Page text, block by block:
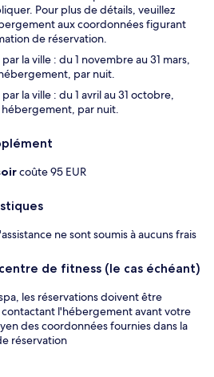
Pour plus de détails, veuillez
aux coordonnées figurant
de réservation.
la ville : du 1 novembre au 31 mars,
par nuit.
la ville : du 1 avril au 31 octobre,
hébergement, par nuit.
coûte 95 EUR
ne sont soumis à aucuns frais
de fitness (le cas échéant)
les réservations doivent être
l'hébergement avant votre
des coordonnées fournies dans la
réservation